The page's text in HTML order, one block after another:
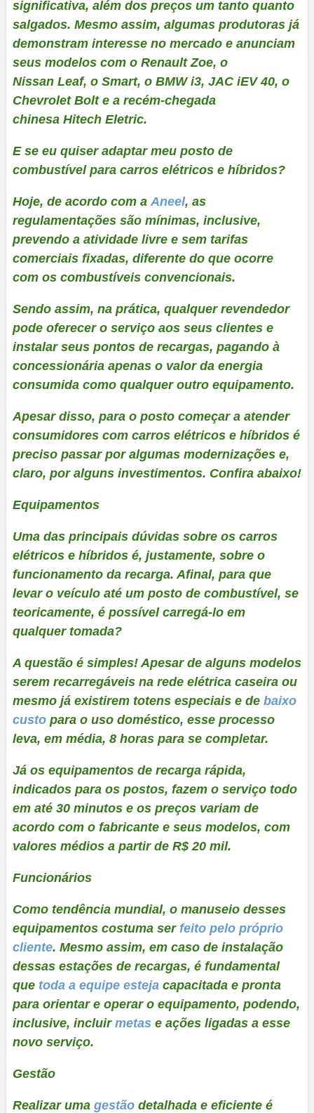
significativa, além dos preços um tanto quanto
salgados. Mesmo assim, algumas produtoras já
demonstram interesse no mercado e anunciam
seus modelos com o Renault Zoe, o
Nissan Leaf, o Smart, o BMW i3, JAC iEV 40, o
Chevrolet Bolt e a recém-chegada
chinesa Hitech Eletric.
E se eu quiser adaptar meu posto de
combustível para carros elétricos e híbridos?
Hoje, de acordo com a Aneel, as
regulamentações são mínimas, inclusive,
prevendo a atividade livre e sem tarifas
comerciais fixadas, diferente do que ocorre
com os combustíveis convencionais.
Sendo assim, na prática, qualquer revendedor
pode oferecer o serviço aos seus clientes e
instalar seus pontos de recargas, pagando à
concessionária apenas o valor da energia
consumida como qualquer outro equipamento.
Apesar disso, para o posto começar a atender
consumidores com carros elétricos e híbridos é
preciso passar por algumas modernizações e,
claro, por alguns investimentos. Confira abaixo!
Equipamentos
Uma das principais dúvidas sobre os carros
elétricos e híbridos é, justamente, sobre o
funcionamento da recarga. Afinal, para que
levar o veículo até um posto de combustível, se
teoricamente, é possível carregá-lo em
qualquer tomada?
A questão é simples! Apesar de alguns modelos
serem recarregáveis na rede elétrica caseira ou
mesmo já existirem totens especiais e de baixo
custopara o uso doméstico, esse processo
leva, em média, 8 horas para se completar.
Já os equipamentos de recarga rápida,
indicados para os postos, fazem o serviço todo
em até 30 minutos e os preços variam de
acordo com o fabricante e seus modelos, com
valores médios a partir de R$ 20 mil.
Funcionários
Como tendência mundial, o manuseio desses
equipamentos costuma ser feito pelo próprio
cliente. Mesmo assim, em caso de instalação
dessas estações de recargas, é fundamental
que toda a equipe esteja capacitada e pronta
para orientar e operar o equipamento, podendo,
inclusive, incluir metase ações ligadas a esse
novo serviço.
Gestão
Realizar uma gestãodetalhada e eficiente é